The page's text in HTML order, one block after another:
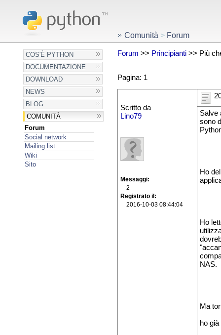
COS'È PYTHON
DOCUMENTAZIONE
DOWNLOAD
NEWS
BLOG
COMUNITÀ
Forum
Social network
Mailing list
Wiki
Sito
Comunità > Forum
Forum >> Principianti>> Più
Pagina: 1
Scritto da
Lino79
Messaggi
2
Registrato il
2016-10-03 08:44:04
Salve
sono
Ho
Ho
NAS.
Ma
ho